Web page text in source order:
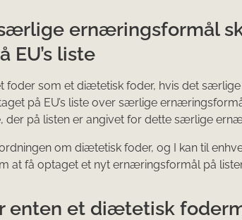
ernæringsformål
EU’s liste
foder som et diætetisk foder, hvis det
på EU’s liste over særlige
der på listen er angivet for dette særlige
om diætetisk foder, og I kan til
at få optaget et nyt ernæringsformål på
enten et diætetisk